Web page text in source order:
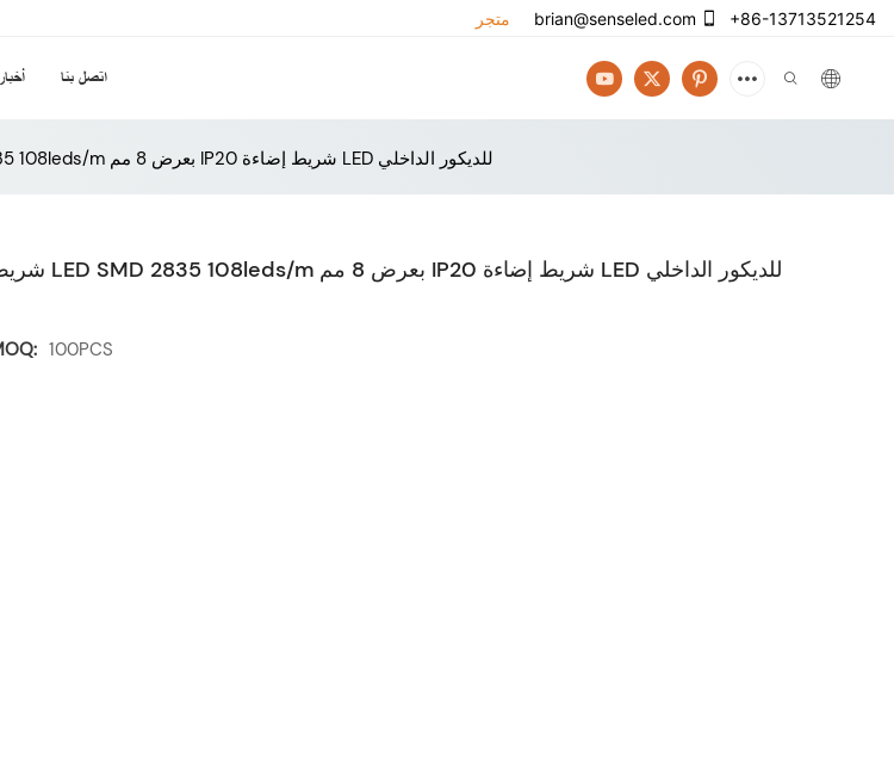
brian@senseled.com +86-13713521254
أخبار اتصل بنا
شريط LED SMD 2835 108leds/m بعرض 8 مم IP20 شريط إضاءة LED للديكور الداخلي
شريط LED SMD 2835 108leds/m بعرض 8 مم IP20 شريط إضاءة LED للديكور الداخلي
100PCS